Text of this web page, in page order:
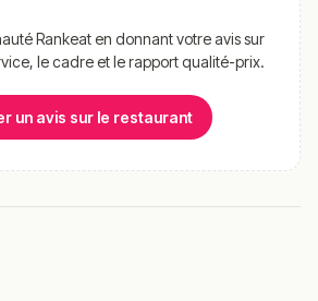
Rankeat en donnant votre avis sur
le cadre et le rapport qualité-prix.
un avis sur le restaurant